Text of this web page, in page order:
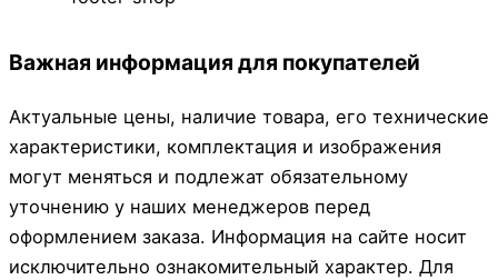
Важная информация для покупателей
Актуальные цены, наличие товара, его технические
характеристики, комплектация и изображения
могут меняться и подлежат обязательному
уточнению у наших менеджеров перед
оформлением заказа. Информация на сайте носит
исключительно ознакомительный характер. Для